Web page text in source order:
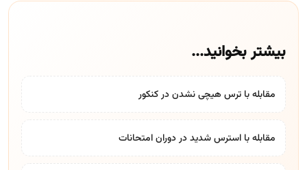
بیشتر بخوانید...
مقابله با ترس هیچی نشدن در کنکور
مقابله با استرس شدید در دوران امتحانات